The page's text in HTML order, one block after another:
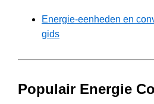
Energie-eenheden en
gids
Populair Energie